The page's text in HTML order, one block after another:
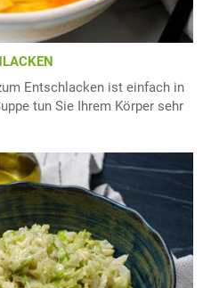
Entschlacken ist einfach in
tun Sie Ihrem Körper sehr